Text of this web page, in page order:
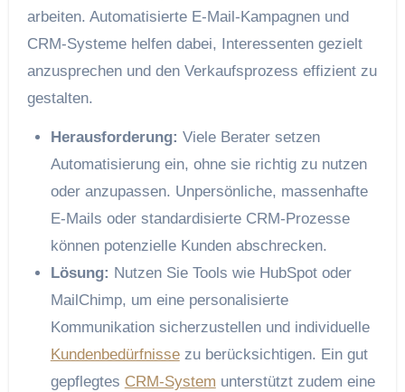
arbeiten. Automatisierte E-Mail-Kampagnen und
CRM-Systeme helfen dabei, Interessenten gezielt
anzusprechen und den Verkaufsprozess effizient zu
gestalten.
Herausforderung: Viele Berater setzen
Automatisierung ein, ohne sie richtig zu nutzen
oder anzupassen. Unpersönliche, massenhafte
E-Mails oder standardisierte CRM-Prozesse
können potenzielle Kunden abschrecken.
Lösung: Nutzen Sie Tools wie HubSpot oder
MailChimp, um eine personalisierte
Kommunikation sicherzustellen und individuelle
Kundenbedürfnissezu berücksichtigen. Ein gut
gepflegtes CRM-System unterstützt zudem eine